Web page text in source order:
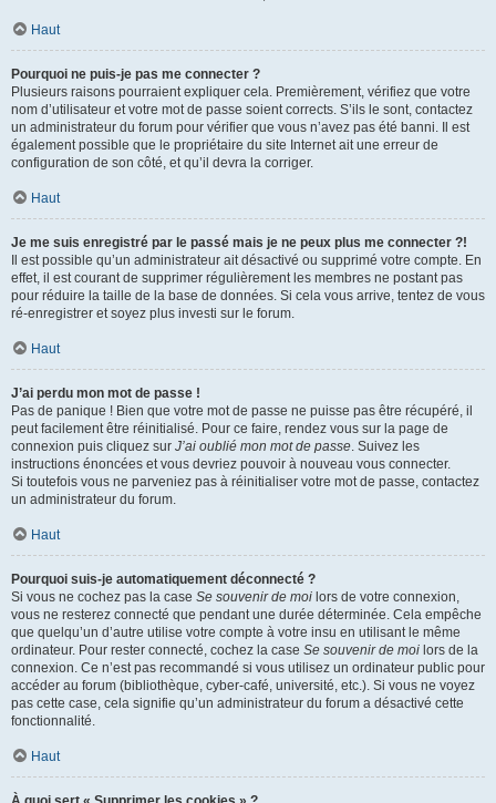
Haut
Pourquoi ne puis-je pas me connecter ?
Plusieurs raisons pourraient expliquer cela. Premièrement, vérifiez que votre
nom d’utilisateur et votre mot de passe soient corrects. S’ils le sont, contactez
un administrateur du forum pour vérifier que vous n’avez pas été banni. Il est
également possible que le propriétaire du site Internet ait une erreur de
configuration de son côté, et qu’il devra la corriger.
Haut
Je me suis enregistré par le passé mais je ne peux plus me connecter ?!
Il est possible qu’un administrateur ait désactivé ou supprimé votre compte. En
effet, il est courant de supprimer régulièrement les membres ne postant pas
pour réduire la taille de la base de données. Si cela vous arrive, tentez de vous
ré-enregistrer et soyez plus investi sur le forum.
Haut
J’ai perdu mon mot de passe !
Pas de panique ! Bien que votre mot de passe ne puisse pas être récupéré, il
peut facilement être réinitialisé. Pour ce faire, rendez vous sur la page de
connexion puis cliquez sur J’ai oublié mon mot de passe. Suivez les
instructions énoncées et vous devriez pouvoir à nouveau vous connecter.
Si toutefois vous ne parveniez pas à réinitialiser votre mot de passe, contactez
un administrateur du forum.
Haut
Pourquoi suis-je automatiquement déconnecté ?
Si vous ne cochez pas la case Se souvenir de moi lors de votre connexion,
vous ne resterez connecté que pendant une durée déterminée. Cela empêche
que quelqu’un d’autre utilise votre compte à votre insu en utilisant le même
ordinateur. Pour rester connecté, cochez la case Se souvenir de moi lors de la
connexion. Ce n’est pas recommandé si vous utilisez un ordinateur public pour
accéder au forum (bibliothèque, cyber-café, université, etc.). Si vous ne voyez
pas cette case, cela signifie qu’un administrateur du forum a désactivé cette
fonctionnalité.
Haut